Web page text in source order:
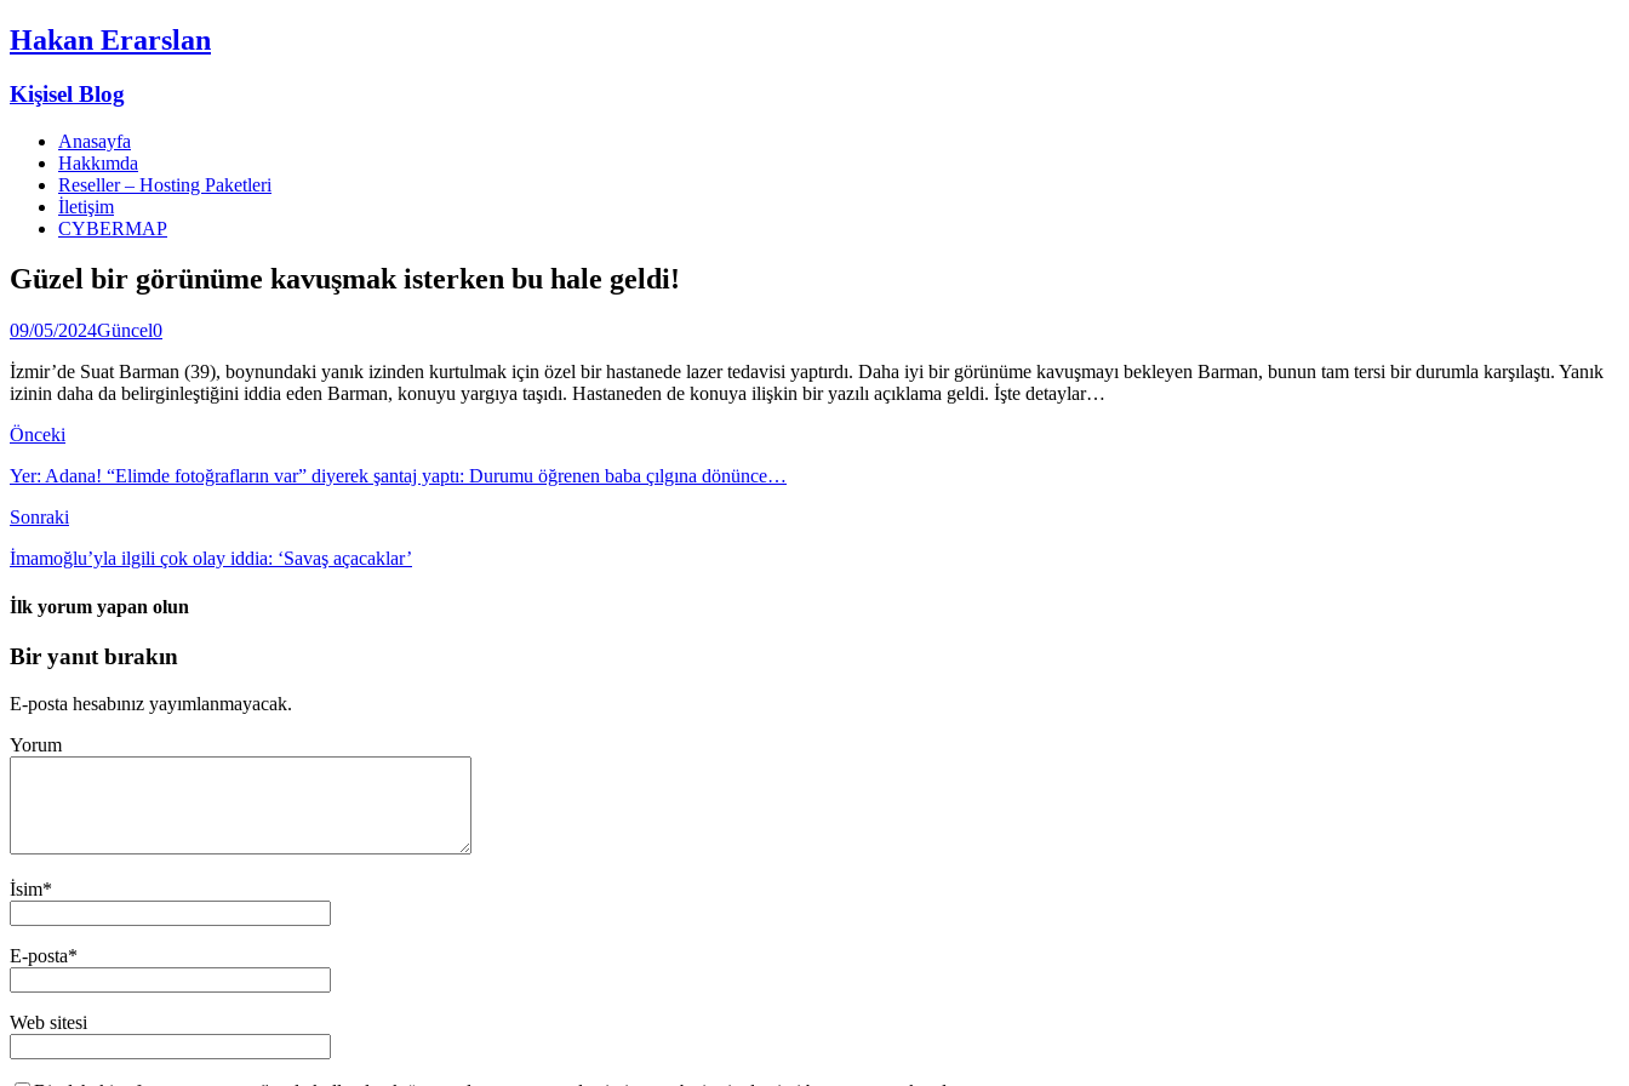
Hakan Erarslan
Kişisel Blog
Anasayfa
Hakkımda
Reseller – Hosting Paketleri
İletişim
CYBERMAP
Güzel bir görünüme kavuşmak isterken bu hale geldi!
09/05/2024Güncel0
İzmir’de Suat Barman (39), boynundaki yanık izinden kurtulmak için özel bir hastanede lazer tedavisi yaptırdı. Daha iyi bir görünüme kavuşmayı bekleyen Barman, bunun tam tersi bir durumla karşılaştı. Yanık
izinin daha da belirginleştiğini iddia eden Barman, konuyu yargıya taşıdı. Hastaneden de konuya ilişkin bir yazılı açıklama geldi. İşte detaylar…
Önceki
Yer: Adana! “Elimde fotoğrafların var” diyerek şantaj yaptı: Durumu öğrenen baba çılgına dönünce…
Sonraki
İmamoğlu’yla ilgili çok olay iddia: ‘Savaş açacaklar’
İlk yorum yapan olun
Bir yanıt bırakın
E-posta hesabınız yayımlanmayacak.
Yorum
İsim*
E-posta*
Web sitesi